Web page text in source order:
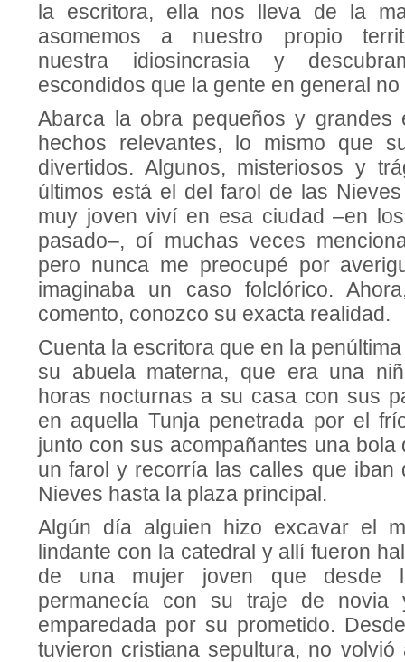
la escritora, ella nos lleva de la
asomemos a nuestro propio
nuestra idiosincrasia y
escondidos que la gente en general
Abarca la obra pequeños y grandes
hechos relevantes, lo mismo que
divertidos. Algunos, misteriosos y
últimos está el del farol de las
muy joven viví en esa ciudad –en
pasado–, oí muchas veces
pero nunca me preocupé por
imaginaba un caso folclórico.
comento, conozco su exacta realidad.
Cuenta la escritora que en la
su abuela materna, que era una
horas nocturnas a su casa con sus
en aquella Tunja penetrada por el
junto con sus acompañantes una
un farol y recorría las calles que iban
Nieves hasta la plaza principal.
Algún día alguien hizo excavar el
lindante con la catedral y allí fueron
de una mujer joven que desde
permanecía con su traje de novia
emparedada por su prometido.
tuvieron cristiana sepultura, no